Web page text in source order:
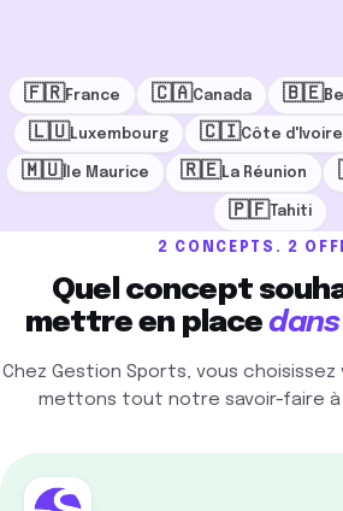
🇫🇷France 🇨🇦Canada 🇧🇪
🇱🇺Luxembourg 🇨🇮Côte d'Ivoire
🇲🇺Île Maurice 🇷🇪La Réunion
🇵🇫Tahiti
2 CONCEPTS. 2
Quel concept
mettre en place
Chez Gestion Sports, vous
mettons tout notre savoir-faire à